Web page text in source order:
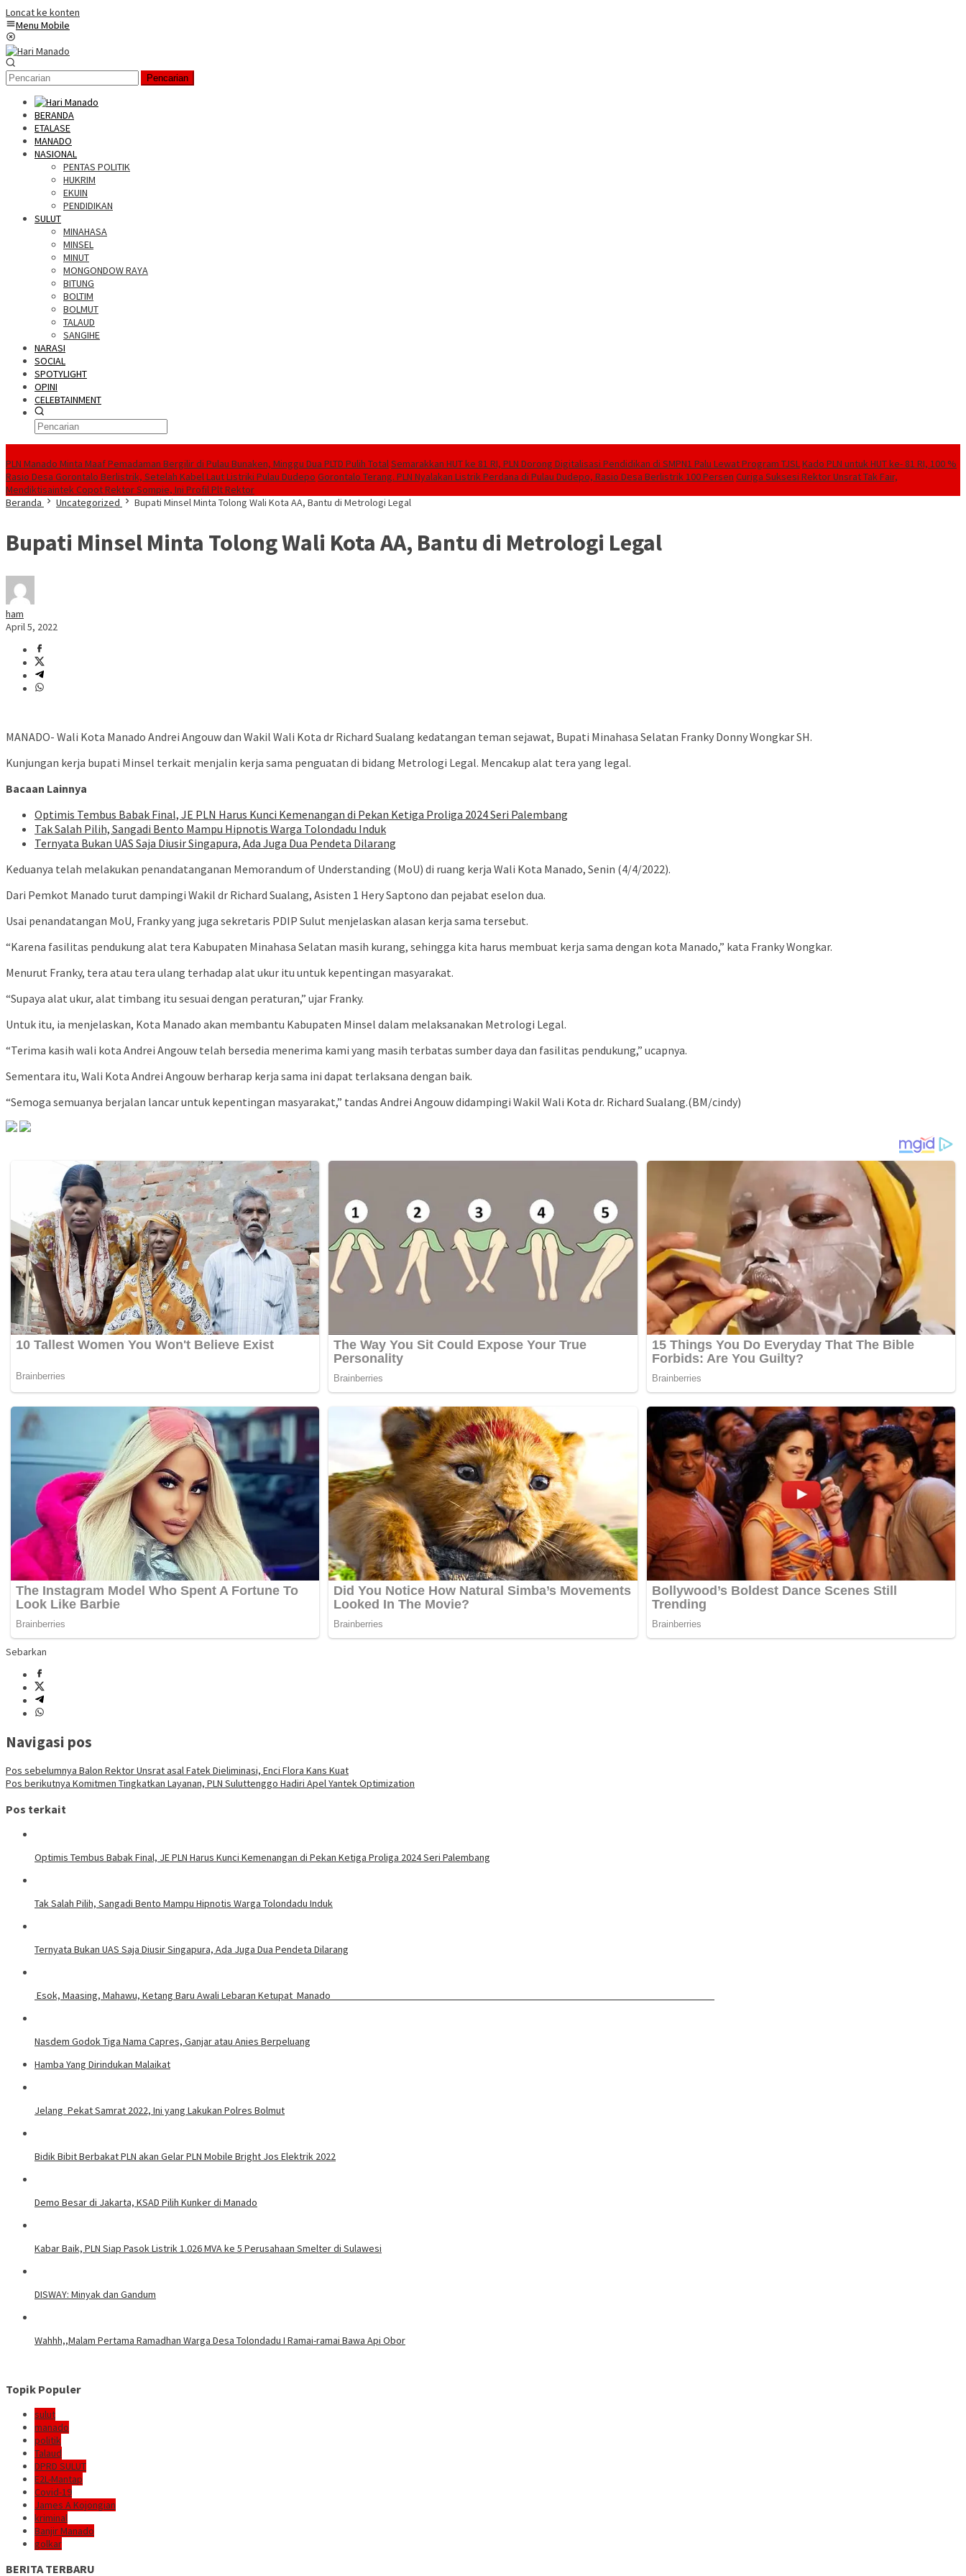
Loncat ke konten
Menu Mobile
Pencarian
BERANDA
ETALASE
MANADO
NASIONAL
PENTAS POLITIK
HUKRIM
EKUIN
PENDIDIKAN
SULUT
MINAHASA
MINSEL
MINUT
MONGONDOW RAYA
BITUNG
BOLTIM
BOLMUT
TALAUD
SANGIHE
NARASI
SOCIAL
SPOTYLIGHT
OPINI
CELEBTAINMENT
PLN Manado Minta Maaf Pemadaman Bergilir di Pulau Bunaken, Minggu Dua PLTD Pulih TotalSemarakkan HUT ke 81 RI, PLN Dorong Digitalisasi Pendidikan di SMPN1 Palu Lewat Program TJSLKado PLN untuk HUT ke- 81 RI, 100 %
Rasio Desa Gorontalo Berlistrik, Setelah Kabel Laut Listriki Pulau Dudepo Gorontalo Terang. PLN Nyalakan Listrik Perdana di Pulau Dudepo, Rasio Desa Berlistrik 100 Persen Curiga Suksesi Rektor Unsrat Tak Fair,
Mendiktisaintek Copot Rektor Sompie, Ini Profil Plt Rektor
Beranda
Uncategorized Bupati Minsel Minta Tolong Wali Kota AA, Bantu di Metrologi Legal
Bupati Minsel Minta Tolong Wali Kota AA, Bantu di Metrologi Legal
ham
April 5, 2022
MANADO- Wali Kota Manado Andrei Angouw dan Wakil Wali Kota dr Richard Sualang kedatangan teman sejawat, Bupati Minahasa Selatan Franky Donny Wongkar SH.
Kunjungan kerja bupati Minsel terkait menjalin kerja sama penguatan di bidang Metrologi Legal. Mencakup alat tera yang legal.
Bacaan Lainnya
Optimis Tembus Babak Final, JE PLN Harus Kunci Kemenangan di Pekan Ketiga Proliga 2024 Seri Palembang
Tak Salah Pilih, Sangadi Bento Mampu Hipnotis Warga Tolondadu Induk
Ternyata Bukan UAS Saja Diusir Singapura, Ada Juga Dua Pendeta Dilarang
Keduanya telah melakukan penandatanganan Memorandum of Understanding (MoU) di ruang kerja Wali Kota Manado, Senin (4/4/2022).
Dari Pemkot Manado turut dampingi Wakil dr Richard Sualang, Asisten 1 Hery Saptono dan pejabat eselon dua.
Usai penandatangan MoU, Franky yang juga sekretaris PDIP Sulut menjelaskan alasan kerja sama tersebut.
“Karena fasilitas pendukung alat tera Kabupaten Minahasa Selatan masih kurang, sehingga kita harus membuat kerja sama dengan kota Manado,” kata Franky Wongkar.
Menurut Franky, tera atau tera ulang terhadap alat ukur itu untuk kepentingan masyarakat.
“Supaya alat ukur, alat timbang itu sesuai dengan peraturan,” ujar Franky.
Untuk itu, ia menjelaskan, Kota Manado akan membantu Kabupaten Minsel dalam melaksanakan Metrologi Legal.
“Terima kasih wali kota Andrei Angouw telah bersedia menerima kami yang masih terbatas sumber daya dan fasilitas pendukung,” ucapnya.
Sementara itu, Wali Kota Andrei Angouw berharap kerja sama ini dapat terlaksana dengan baik.
“Semoga semuanya berjalan lancar untuk kepentingan masyarakat,” tandas Andrei Angouw didampingi Wakil Wali Kota dr. Richard Sualang.(BM/cindy)
Sebarkan
Navigasi pos
Pos sebelumnya Balon Rektor Unsrat asal Fatek Dieliminasi, Enci Flora Kans Kuat
Pos berikutnya Komitmen Tingkatkan Layanan, PLN Suluttenggo Hadiri Apel Yantek Optimization
Pos terkait
Optimis Tembus Babak Final, JE PLN Harus Kunci Kemenangan di Pekan Ketiga Proliga 2024 Seri Palembang
Tak Salah Pilih, Sangadi Bento Mampu Hipnotis Warga Tolondadu Induk
Ternyata Bukan UAS Saja Diusir Singapura, Ada Juga Dua Pendeta Dilarang
Esok, Maasing, Mahawu, Ketang Baru Awali Lebaran Ketupat Manado
Nasdem Godok Tiga Nama Capres, Ganjar atau Anies Berpeluang
Hamba Yang Dirindukan Malaikat
Jelang Pekat Samrat 2022, Ini yang Lakukan Polres Bolmut
Bidik Bibit Berbakat PLN akan Gelar PLN Mobile Bright Jos Elektrik 2022
Demo Besar di Jakarta, KSAD Pilih Kunker di Manado
Kabar Baik, PLN Siap Pasok Listrik 1.026 MVA ke 5 Perusahaan Smelter di Sulawesi
DISWAY: Minyak dan Gandum
Wahhh,,Malam Pertama Ramadhan Warga Desa Tolondadu I Ramai-ramai Bawa Api Obor
Topik Populer
sulut
manado
politik
Talaud
DPRD SULUT
E2L-Mantap
Covid-19
James A Kojongian
kriminal
Banjir Manado
golkar
BERITA TERBARU